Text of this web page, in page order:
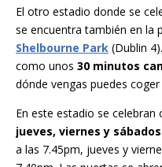
El otro estadio donde se
se encuentra también en la
Shelbourne Park (Dublin
como unos 30 minutos
dónde vengas puedes coger
En este estadio se celebran
jueves, viernes y sábados
a las 7.45pm, jueves y